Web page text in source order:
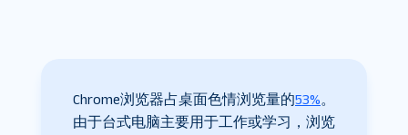
Chrome浏览器占桌面色情浏览量的53%。
由于台式电脑主要用于工作或学习，浏览